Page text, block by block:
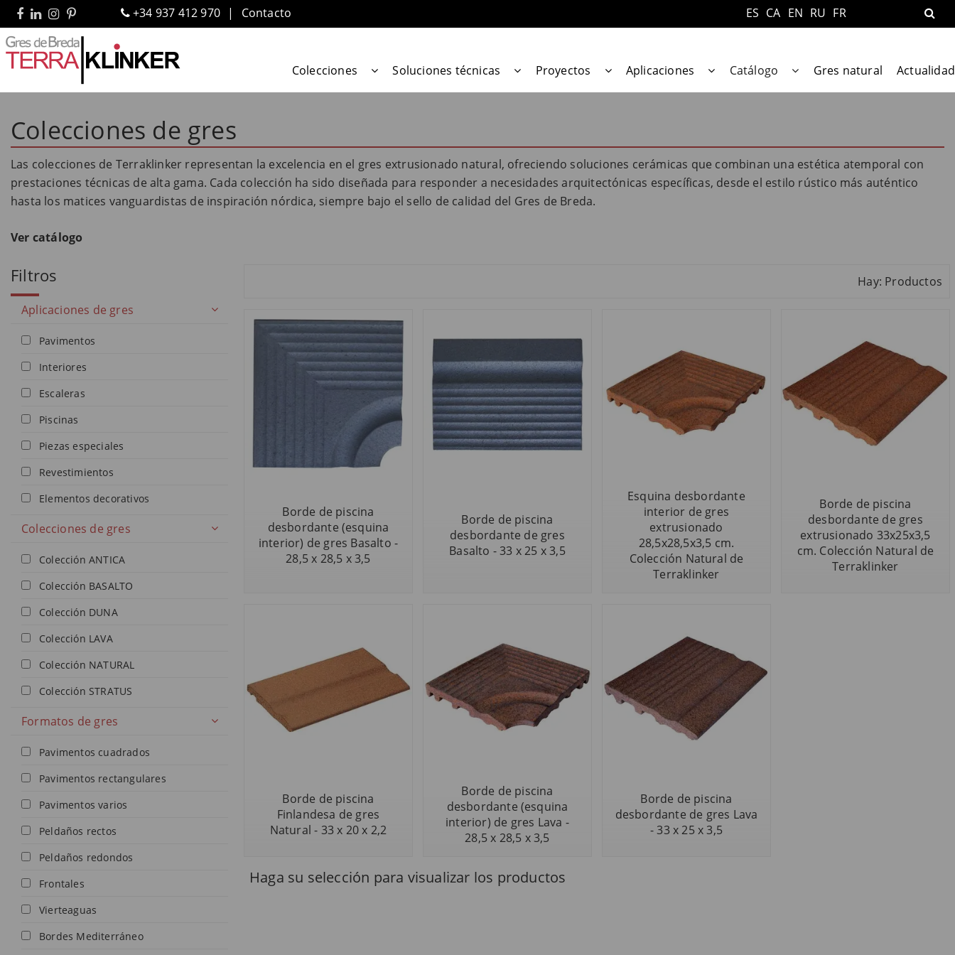
+34 937 412 970 Contacto ES CA EN RU FR
Colecciones Soluciones técnicas Proyectos Aplicaciones Catálogo Gres natural Actualidad
Colecciones de gres
Las colecciones de Terraklinker representan la excelencia en el gres extrusionado natural, ofreciendo soluciones cerámicas que combinan una estética atemporal con
prestaciones técnicas de alta gama. Cada colección ha sido diseñada para responder a necesidades arquitectónicas específicas, desde el estilo rústico más auténtico
hasta los matices vanguardistas de inspiración nórdica, siempre bajo el sello de calidad del Gres de Breda.
Ver catálogo
Filtros
Aplicaciones de gres
Pavimentos
Interiores
Escaleras
Piscinas
Piezas especiales
Revestimientos
Elementos decorativos
Colecciones de gres
Colección ANTICA
Colección BASALTO
Colección DUNA
Colección LAVA
Colección NATURAL
Colección STRATUS
Formatos de gres
Pavimentos cuadrados
Pavimentos rectangulares
Pavimentos varios
Peldaños rectos
Peldaños redondos
Frontales
Vierteaguas
Bordes Mediterráneo
Hay: Productos
Borde de piscina
desbordante (esquina
interior) de gres Basalto -
28,5 x 28,5 x 3,5
Borde de piscina
desbordante de gres
Basalto - 33 x 25 x 3,5
Esquina desbordante
interior de gres
extrusionado
28,5x28,5x3,5 cm.
Colección Natural de
Terraklinker
Borde de piscina
desbordante de gres
extrusionado 33x25x3,5
cm. Colección Natural de
Terraklinker
Borde de piscina
Finlandesa de gres
Natural - 33 x 20 x 2,2
Borde de piscina
desbordante (esquina
interior) de gres Lava -
28,5 x 28,5 x 3,5
Borde de piscina
desbordante de gres Lava
- 33 x 25 x 3,5
Haga su selección para visualizar los productos